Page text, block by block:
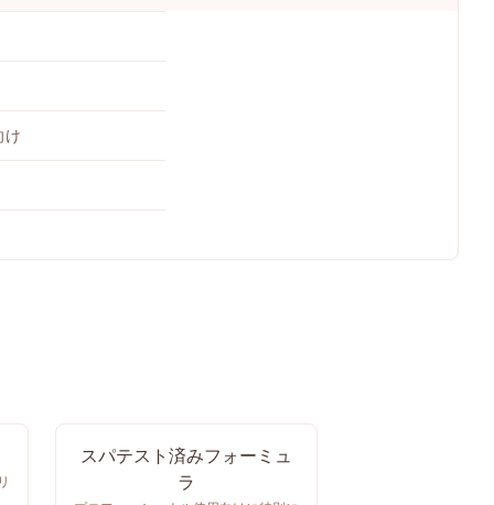
け
スパテスト済みフォーミュ
ラ